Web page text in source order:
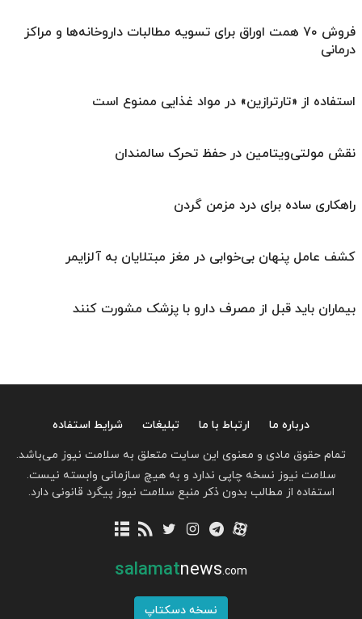
فروش ۷۰ همت اوراق برای تسویه مطالبات داروخانه‌ها و مراکز
درمانی
استفاده از «تارترازین» در مواد غذایی ممنوع است
نقش مولتی‌ویتامین در حفظ تحرک سالمندان
راهکاری ساده برای درد مزمن گردن
کشف عامل پنهان بی‌خوابی در مغز مبتلایان به آلزایمر
بیماران باید قبل از مصرف دارو با پزشک مشورت کنند
درباره ما ارتباط با ما تبلیغات
شرایط استفاده
تمام حقوق مادی و معنوی این سایت متعلق به سلامت نیوز می‌باشد.
سلامت نیوز نسخه چاپی ندارد و به هیچ سازمانی وابسته نیست.
استفاده از مطالب بدون ذکر منبع سلامت نیوز پیگرد قانونی دارد.
salamatnews.com
نسخه دسکتاپ